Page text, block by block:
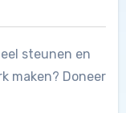
steunen en
maken? Doneer